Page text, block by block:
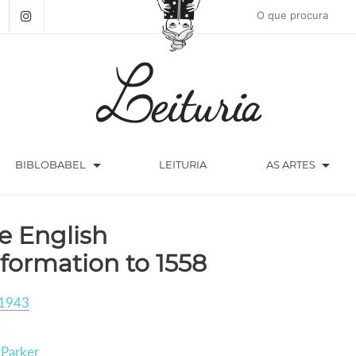
BIBLOBABEL arrow_drop_down LEITURIA AS ARTES arrow_drop_down
English
to 1558